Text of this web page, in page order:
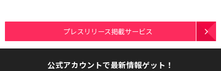
プレスリリース掲載サービス
公式アカウントで最新情報ゲット！